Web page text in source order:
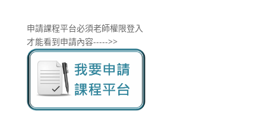
申請課程平台必須老師權限登入
才能看到申請內容----->>